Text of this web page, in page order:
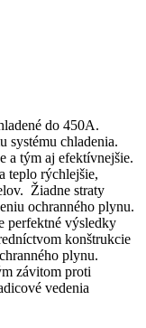
do 450A.
systému chladenia.
a tým aj efektívnejšie.
teplo rýchlejšie,
Žiadne straty
ochranného plynu.
perfektné výsledky
konštrukcie
plynu.
závitom proti
vedenia